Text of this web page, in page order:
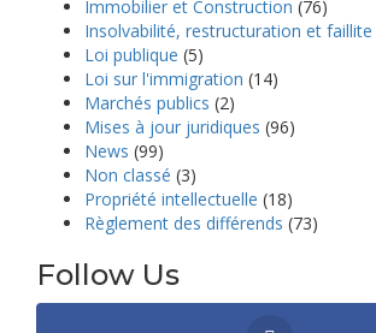
Immobilier et Construction (76)
Insolvabilité, restructuration et faillite
Loi publique (5)
Loi sur l'immigration (14)
Marchés publics (2)
Mises à jour juridiques (96)
News (99)
Non classé (3)
Propriété intellectuelle (18)
Règlement des différends (73)
Follow Us